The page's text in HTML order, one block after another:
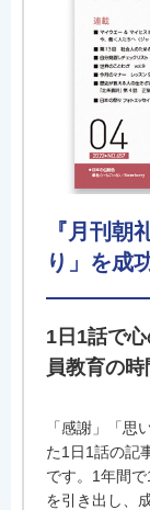
『月刊朝
り」を成
1日1話で
員教育の時
「感謝」「思
た1日1話の記
です。1年間
を引き出し、